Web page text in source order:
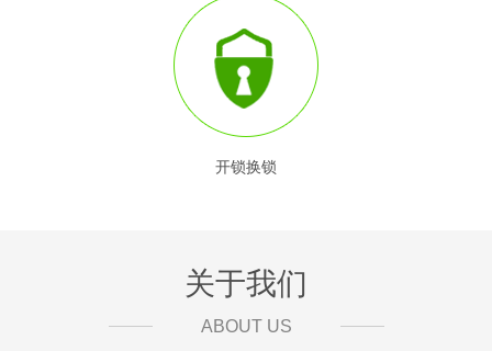
开锁换锁
关于我们
ABOUT US